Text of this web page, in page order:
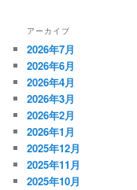
アーカイブ
2026年7月
2026年6月
2026年4月
2026年3月
2026年2月
2026年1月
2025年12月
2025年11月
2025年10月